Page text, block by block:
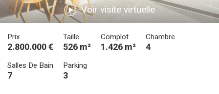
Voir visite virtuelle
Prix
2.800.000 €
Taille
526 m²
Complot
1.426 m²
Chambre
4
Salles De Bain
7
Parking
3